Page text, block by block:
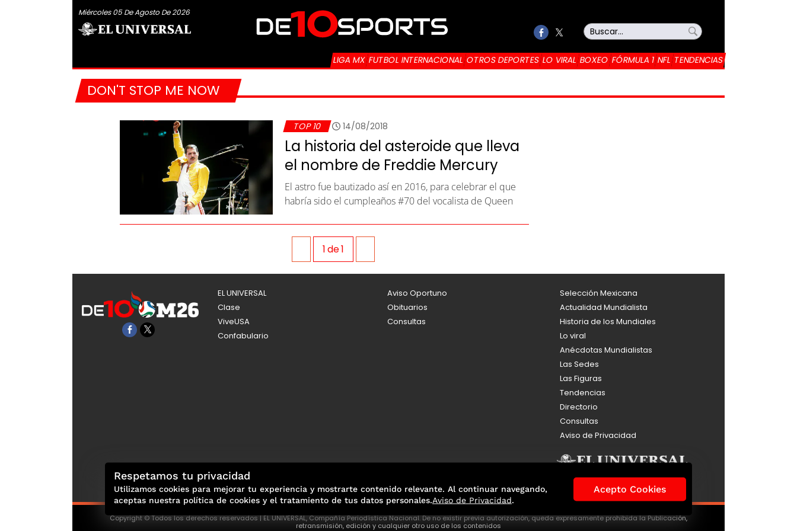
Miércoles 05 De Agosto De 2026
LIGA MX FUTBOL INTERNACIONAL OTROS DEPORTES LO VIRAL BOXEO FÓRMULA 1 NFL TENDENCIAS
DON'T STOP ME NOW
TOP 10 14/08/2018
La historia del asteroide que lleva
el nombre de Freddie Mercury
El astro fue bautizado así en 2016, para celebrar el que
habría sido el cumpleaños #70 del vocalista de Queen
1de1
EL UNIVERSAL
Clase
ViveUSA
Confabulario
Aviso Oportuno
Obituarios
Consultas
Selección Mexicana
Actualidad Mundialista
Historia de los Mundiales
Lo viral
Anécdotas Mundialistas
Las Sedes
Las Figuras
Tendencias
Directorio
Consultas
Aviso de Privacidad
Copyright © Todos los derechos reservados | EL UNIVERSAL, Compañía Periodística Nacional. De no existir previa autorización, queda expresamente prohibida la Publicación,
retransmisión, edición y cualquier otro uso de los contenidos
Respetamos tu privacidad
Utilizamos cookies para mejorar tu experiencia y mostrarte contenido relevante. Al continuar navegando,
aceptas nuestra política de cookies y el tratamiento de tus datos personales.Aviso de Privacidad.
Acepto Cookies